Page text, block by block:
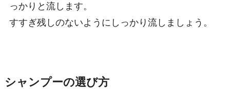
っかりと流します。
すすぎ残しのないようにしっかり流しましょう。
シャンプーの選び方